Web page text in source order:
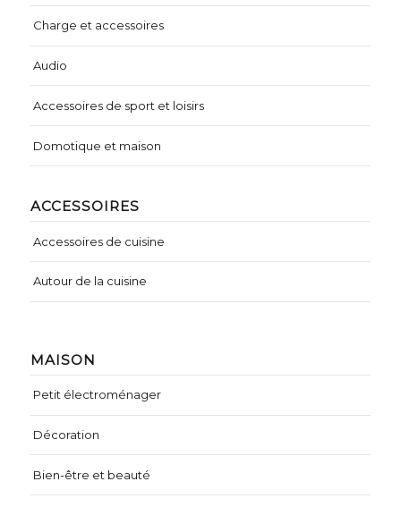
MAISON
Petit électroménager
Décoration
Bien-être et beauté
Charge et accessoires
Audio
Accessoires de sport et loisirs
Domotique et maison
ACCESSOIRES
Accessoires de cuisine
Autour de la cuisine